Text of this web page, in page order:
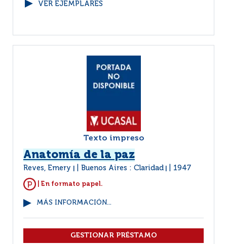
VER EJEMPLARES
Texto impreso
Anatomía de la paz
Reves, Emery Buenos Aires : Claridad 1947
| En formato papel.
MÁS INFORMACIÓN...